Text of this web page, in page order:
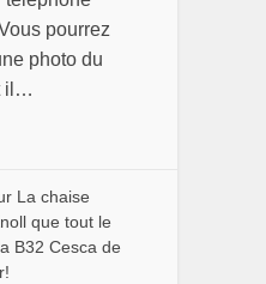
pourrez
photo du
il…
La chaise
que tout le
B32 Cesca de